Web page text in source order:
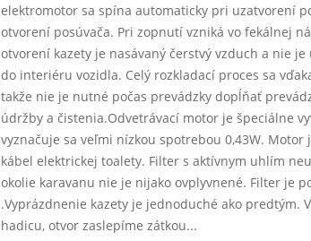
elektromotor sa spína automaticky pri uzatvorení
otvorení posúvača. Pri zopnutí vzniká vo fekálnej
otvorení kazety je nasávaný čerstvý vzduch a nie
do interiéru vozidla. Celý rozkladací proces sa
takže nie je nutné počas prevádzky dopĺňať
údržby a čistenia.Odvetrávací motor je špeciálne
vyznačuje sa veľmi nízkou spotrebou 0,43W.
kábel elektrickej toalety. Filter s aktívnym uhlím
okolie karavanu nie je nijako ovplyvnené. Filter je
.Vyprázdnenie kazety je jednoduché ako predtým.
hadicu, otvor zaslepíme zátkou...